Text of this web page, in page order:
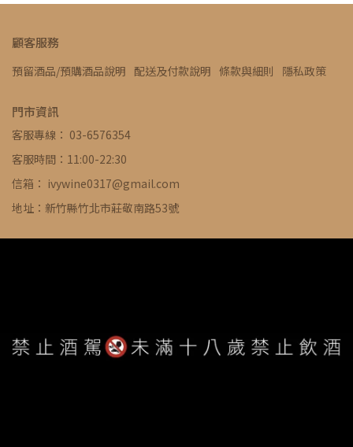
顧客服務
預留酒品/預購酒品說明 配送及付款說明 條款與細則 隱私政策
門市資訊
客服專線： 03-6576354
客服時間：11:00-22:30
信箱： ivywine0317@gmail.com
地址：新竹縣竹北市莊敬南路53號